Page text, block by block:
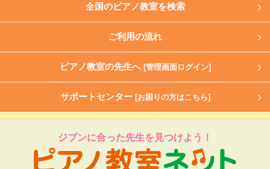
全国のピアノ教室を検索
ご利用の流れ
ピアノ教室の先生へ [管理画面ログイン]
サポートセンター [お困りの方はこちら]
ジブンに合った先生を見つけよう！